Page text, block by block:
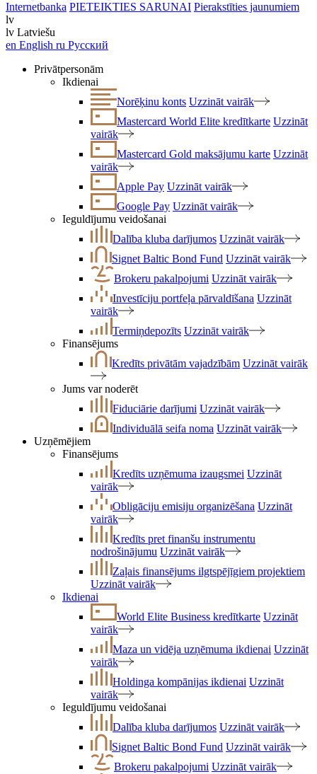
Internetbanka PIETEIKTIES SARUNAI Pierakstīties jaunumiem
lv
lv Latviešu
en English ru Русский
Privātpersonām
Ikdienai
Norēķinu konts Uzzināt vairāk
Mastercard World Elite kredītkarte Uzzināt
vairāk
Mastercard Gold maksājumu karte Uzzināt
vairāk
Apple Pay Uzzināt vairāk
Google Pay Uzzināt vairāk
Ieguldījumu veidošanai
Dalība kluba darījumos Uzzināt vairāk
Signet Baltic Bond Fund Uzzināt vairāk
Brokeru pakalpojumi Uzzināt vairāk
Investīciju portfeļa pārvaldīšana Uzzināt
vairāk
Termiņdepozīts Uzzināt vairāk
Finansējums
Kredīts privātām vajadzībām Uzzināt vairāk
Jums var noderēt
Fiduciārie darījumi Uzzināt vairāk
Individuālā seifa noma Uzzināt vairāk
Uzņēmējiem
Finansējums
Kredīts uzņēmuma izaugsmei Uzzināt
vairāk
Obligāciju emisiju organizēšana Uzzināt
vairāk
Kredīts pret finanšu instrumentu
nodrošinājumu Uzzināt vairāk
Zaļais finansējums ilgtspējīgiem projektiem
Uzzināt vairāk
Ikdienai
World Elite Business kredītkarte Uzzināt
vairāk
Maza un vidēja uzņēmuma ikdienai Uzzināt
vairāk
Holdinga kompānijas ikdienai Uzzināt
vairāk
Ieguldījumu veidošanai
Dalība kluba darījumos Uzzināt vairāk
Signet Baltic Bond Fund Uzzināt vairāk
Brokeru pakalpojumi Uzzināt vairāk